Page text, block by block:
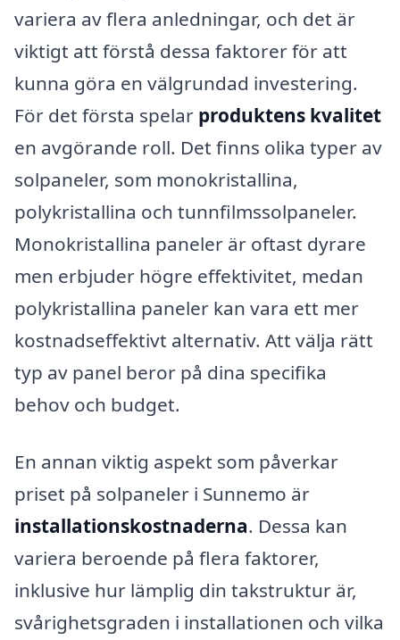
variera av flera anledningar, och det är
viktigt att förstå dessa faktorer för att
kunna göra en välgrundad investering.
För det första spelar produktens kvalitet
en avgörande roll. Det finns olika typer av
solpaneler, som monokristallina,
polykristallina och tunnfilmssolpaneler.
Monokristallina paneler är oftast dyrare
men erbjuder högre effektivitet, medan
polykristallina paneler kan vara ett mer
kostnadseffektivt alternativ. Att välja rätt
typ av panel beror på dina specifika
behov och budget.
En annan viktig aspekt som påverkar
priset på solpaneler i Sunnemo är
installationskostnaderna. Dessa kan
variera beroende på flera faktorer,
inklusive hur lämplig din takstruktur är,
svårighetsgraden i installationen och vilka